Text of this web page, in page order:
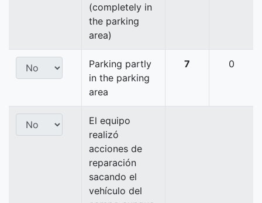
(completely in
the parking
area)
Parking partly
in the parking
area
7 0
El equipo
realizó
acciones de
reparación
sacando el
vehículo del